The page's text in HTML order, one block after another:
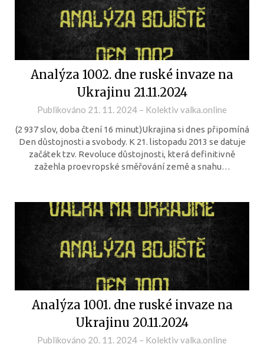
Analýza 1002. dne ruské invaze na
Ukrajinu 21.11.2024
Publikováno 21. 11. 2024 – Kolektiv valka.online
(2 937 slov, doba čtení 16 minut)Ukrajina si dnes připomíná
Den důstojnosti a svobody. K 21. listopadu 2013 se datuje
začátek tzv. Revoluce důstojnosti, která definitivně
zažehla proevropské směřování země a snahu…
Analýza 1001. dne ruské invaze na
Ukrajinu 20.11.2024
Publikováno 20. 11. 2024 – Kolektiv valka.online